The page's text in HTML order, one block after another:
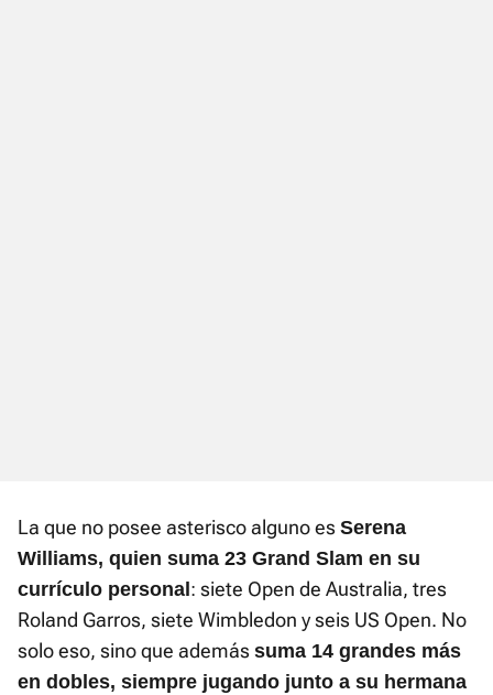
La que no posee asterisco alguno es Serena
Williams, quien suma 23 Grand Slam en su
currículo personal : siete Open de Australia, tres
Roland Garros, siete Wimbledon y seis US Open. No
solo eso, sino que además suma 14 grandes más
en dobles, siempre jugando junto a su hermana